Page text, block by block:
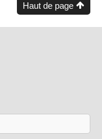
Haut de page
sur
nous sur